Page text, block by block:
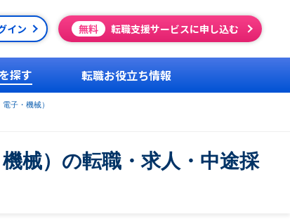
イン 無料 転職支援サービスに申し込む
探す 転職お役立ち情報
子・機械）
械）の転職・求人・中途採